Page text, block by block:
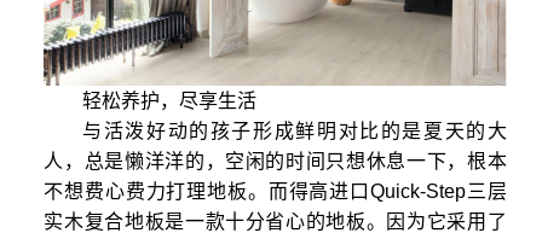
轻松养护，尽享生活
与活泼好动的孩子形成鲜明对比的是夏天的大
人，总是懒洋洋的，空闲的时间只想休息一下，根本
不想费心费力打理地板。而得高进口Quick-Step三层
实木复合地板是一款十分省心的地板。因为它采用了